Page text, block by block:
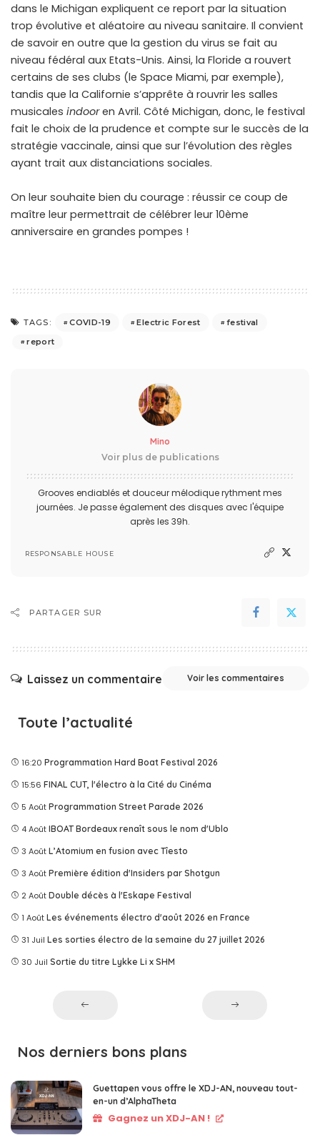
dans le Michigan expliquent ce report par la situation
trop évolutive et aléatoire au niveau sanitaire. Il convient
de savoir en outre que la gestion du virus se fait au
niveau fédéral aux Etats-Unis. Ainsi, la Floride a rouvert
certains de ses clubs (le Space Miami, par exemple),
tandis que la Californie s’apprête à rouvrir les salles
musicales indooren Avril. Côté Michigan, donc, le festival
fait le choix de la prudence et compte sur le succès de la
stratégie vaccinale, ainsi que sur l’évolution des règles
ayant trait aux distanciations sociales.
On leur souhaite bien du courage : réussir ce coup de
maître leur permettrait de célébrer leur 10ème
anniversaire en grandes pompes !
TAGS: COVID-19 Electric Forest
festival
report
Mino
Voir plus de publications
Grooves endiablés et douceur mélodique rythment mes
journées. Je passe également des disques avec l'équipe
après les 39h.
RESPONSABLE HOUSE
PARTAGER SUR
Laissez un commentaire Voir les commentaires
Toute l’actualité
16:20 Programmation Hard Boat Festival 2026
15:56 FINAL CUT, l'électro à la Cité du Cinéma
5 Août Programmation Street Parade 2026
4 Août IBOAT Bordeaux renaît sous le nom d'Ublo
3 Août L’Atomium en fusion avec Tîesto
3 Août Première édition d'Insiders par Shotgun
2 Août Double décès à l'Eskape Festival
1 Août Les événements électro d'août 2026 en France
31 Juil Les sorties électro de la semaine du 27 juillet 2026
30 Juil Sortie du titre Lykke Li x SHM
Nos derniers bons plans
Guettapen vous offre le XDJ-AN, nouveau tout-
en-un d’AlphaTheta
Gagnez un XDJ-AN !